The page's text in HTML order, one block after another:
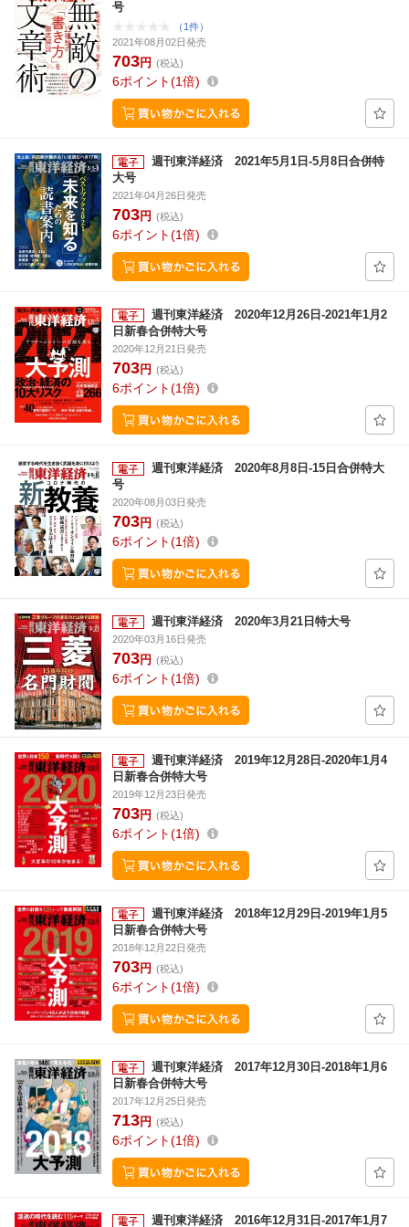
号
（1件）
2021年08月02日発売
703円 (税込)
6ポイント 1倍
週刊東洋経済 2021年5月1日-5月8日合併特
大号
2021年04月26日発売
703円 (税込)
6ポイント 1倍
週刊東洋経済 2020年12月26日-2021年1月2
日新春合併特大号
2020年12月21日発売
703円 (税込)
6ポイント 1倍
週刊東洋経済 2020年8月8日-15日合併特大
号
2020年08月03日発売
703円 (税込)
6ポイント 1倍
週刊東洋経済 2020年3月21日特大号
2020年03月16日発売
703円 (税込)
6ポイント 1倍
週刊東洋経済 2019年12月28日-2020年1月4
日新春合併特大号
2019年12月23日発売
703円 (税込)
6ポイント 1倍
週刊東洋経済 2018年12月29日-2019年1月5
日新春合併特大号
2018年12月22日発売
703円 (税込)
6ポイント 1倍
週刊東洋経済 2017年12月30日-2018年1月6
日新春合併特大号
2017年12月25日発売
713円 (税込)
6ポイント 1倍
週刊東洋経済 2016年12月31日-2017年1月7